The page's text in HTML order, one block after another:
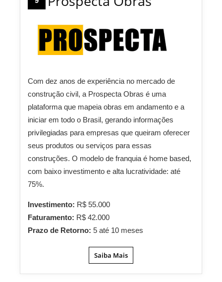
Com dez anos de experiência no mercado de
construção civil, a Prospecta Obras é uma
plataforma que mapeia obras em andamento e a
iniciar em todo o Brasil, gerando informações
privilegiadas para empresas que queiram oferecer
seus produtos ou serviços para essas
construções. O modelo de franquia é home based,
com baixo investimento e alta lucratividade: até
75%.
Investimento: R$ 55.000
Faturamento: R$ 42.000
Prazo de Retorno: 5 até 10 meses
Saiba Mais